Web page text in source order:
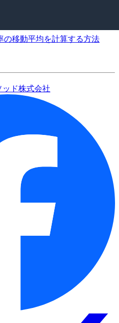
移動平均を計算する方法
ッド株式会社